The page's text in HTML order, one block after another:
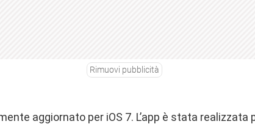
Rimuovi pubblicità
aggiornato per iOS 7. L’app è stata realizzata